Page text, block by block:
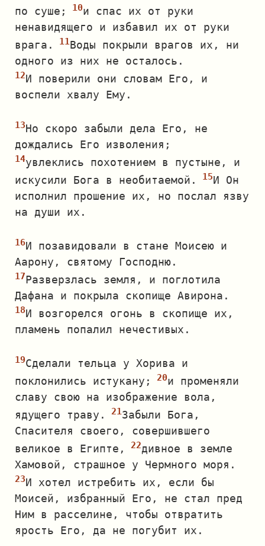
по суше;
и спас их от руки
ненавидящего и избавил их от руки
врага.
Воды покрыли врагов их, ни
одного из них не осталось.
И поверили они словам Его, и
воспели хвалу Ему.
Но скоро забыли дела Его, не
дождались Его изволения;
увлеклись похотением в пустыне, и
искусили Бога в необитаемой.
И Он
исполнил прошение их, но послал язву
на души их.
И позавидовали в стане Моисею и
Аарону, святому Господню.
Разверзлась земля, и поглотила
Дафана и покрыла скопище Авирона.
И возгорелся огонь в скопище их,
пламень попалил нечестивых.
Сделали тельца у Хорива и
поклонились истукану;
и променяли
славу свою на изображение вола,
ядущего траву.
Забыли Бога,
Спасителя своего, совершившего
великое в Египте,
дивное в земле
Хамовой, страшное у Чермного моря.
И хотел истребить их, если бы
Моисей, избранный Его, не стал пред
Ним в расселине, чтобы отвратить
ярость Его, да не погубит их.